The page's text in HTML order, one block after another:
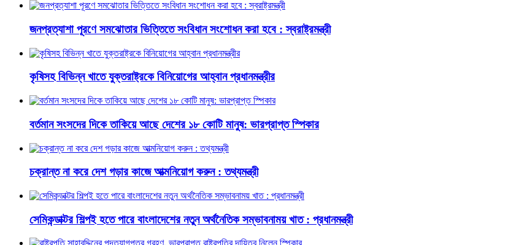
জনপ্রত্যাশা পূরণে সমঝোতার ভিত্তিতে সংবিধান সংশোধন করা হবে : স্বরাষ্ট্রমন্ত্রী
কৃষিসহ বিভিন্ন খাতে যুক্তরাষ্ট্রকে বিনিয়োগের আহ্বান প্রধানমন্ত্রীর
বর্তমান সংসদের দিকে তাকিয়ে আছে দেশের ১৮ কোটি মানুষ: ভারপ্রাপ্ত স্পিকার
চক্রান্ত না করে দেশ গড়ার কাজে আত্মনিয়োগ করুন : তথ্যমন্ত্রী
সেমিকন্ডাক্টর শিল্পই হতে পারে বাংলাদেশের নতুন অর্থনৈতিক সম্ভাবনাময় খাত : প্রধানমন্ত্রী